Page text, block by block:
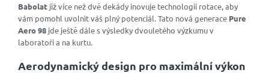
Babolat již více než dvě dekády inovuje technologii rotace, aby
vám pomohl uvolnit váš plný potenciál. Tato nová generace Pure
Aero 98 jde ještě dále s výsledky dvouletého výzkumu v
laboratoři a na kurtu.
Aerodynamický design pro maximální výkon